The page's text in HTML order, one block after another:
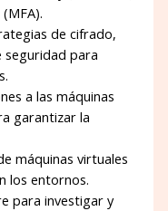
de cifrado,
para
a las máquinas
garantizar la
máquinas virtuales
los entornos.
para investigar y